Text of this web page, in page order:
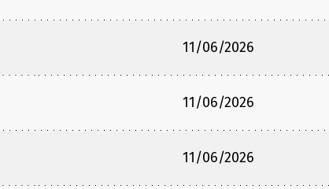
11/06/2026
11/06/2026
11/06/2026